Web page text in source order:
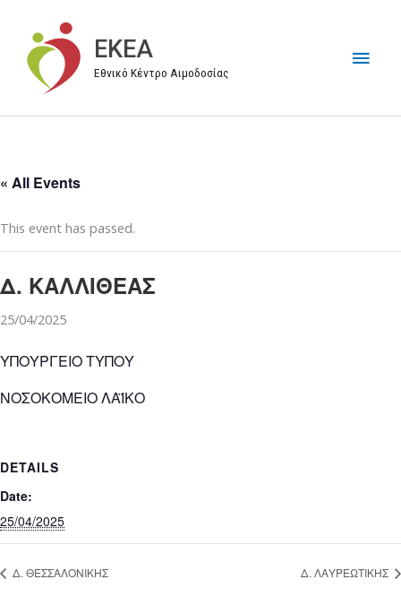
περιεχόμενο
EKEA
Εθνικό Κέντρο Αιμοδοσίας
« All Events
This event has passed.
Δ. ΚΑΛΛΙΘΕΑΣ
25/04/2025
ΥΠΟΥΡΓΕΙΟ ΤΥΠΟΥ
ΝΟΣΟΚΟΜΕΙΟ ΛΑΪΚΟ
DETAILS
Date:
25/04/2025
Δ. ΘΕΣΣΑΛΟΝΙΚΗΣ Δ. ΛΑΥΡΕΩΤΙΚΗΣ